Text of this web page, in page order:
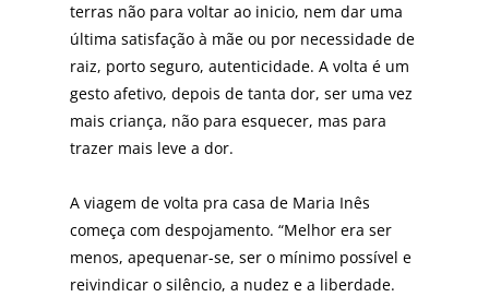
terras não para voltar ao inicio, nem dar uma
última sa­tisfação à mãe ou por necessidade de
raiz, porto seguro, autenticidade. A volta é um
gesto afetivo, depois de tanta dor, ser uma vez
mais criança, não para esquecer, mas para
trazer mais leve a dor.
A viagem de volta pra casa de Maria Inês
começa com despojamento. “Melhor era ser
menos, apequenar-se, ser o mínimo possível e
reivindicar o silêncio, a nudez e a li­berdade.